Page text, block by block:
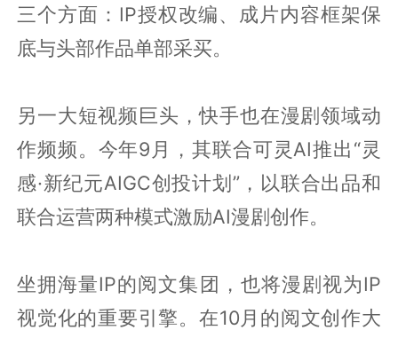
三个方面：IP授权改编、成片内容框架保
底与头部作品单部采买。
另一大短视频巨头，快手也在漫剧领域动
作频频。今年9月，其联合可灵AI推出“灵
感·新纪元AIGC创投计划”，以联合出品和
联合运营两种模式激励AI漫剧创作。
坐拥海量IP的阅文集团，也将漫剧视为IP
视觉化的重要引擎。在10月的阅文创作大